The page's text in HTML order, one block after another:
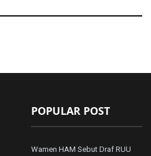
POPULAR POST
Wamen HAM Sebut Draf RUU